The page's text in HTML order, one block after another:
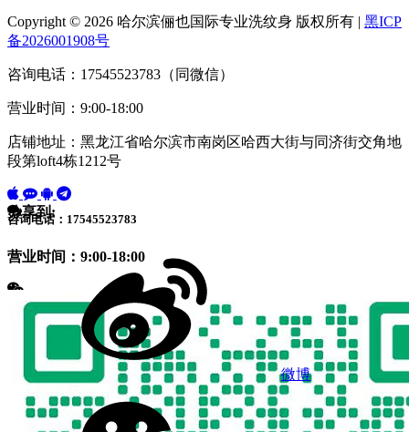
Copyright © 2026 哈尔滨俪也国际专业洗纹身 版权所有 | 黑ICP
备2026001908号
咨询电话：17545523783（同微信）
营业时间：9:00-18:00
店铺地址：黑龙江省哈尔滨市南岗区哈西大街与同济街交角地
段第loft4栋1212号
咨询电话：17545523783
营业时间：9:00-18:00
分享到:
微博